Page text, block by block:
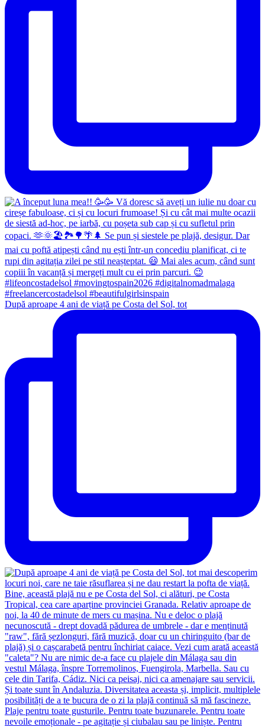
După aproape 4 ani de viață pe Costa del Sol, tot